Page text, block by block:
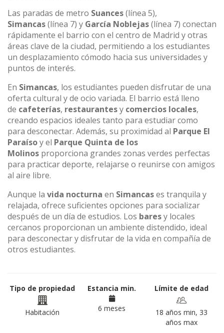
Las paradas de metro Suances(línea 5),
Simancas(línea 7) y García Noblejas(línea 7) conectan
rápidamente el barrio con el centro de Madrid y otras
áreas clave de la ciudad, permitiendo a los estudiantes
un desplazamiento cómodo hacia sus universidades y
puntos de interés.
En Simancas, los estudiantes pueden disfrutar de una
oferta cultural y de ocio variada. El barrio está lleno
de cafeterías, restaurantesy comercios locales,
creando espacios ideales tanto para estudiar como
para desconectar. Además, su proximidad al Parque El
Paraísoy el Parque Quinta de los
Molinos proporciona grandes zonas verdes perfectas
para practicar deporte, relajarse o reunirse con amigos
al aire libre.
Aunque la vida nocturna en Simancases tranquila y
relajada, ofrece suficientes opciones para socializar
después de un día de estudios. Los baresy locales
cercanos proporcionan un ambiente distendido, ideal
para desconectar y disfrutar de la vida en compañía de
otros estudiantes.
Tipo de propiedad
Habitación
Estancia min.
6 meses
Límite de edad
18 años min, 33
años max